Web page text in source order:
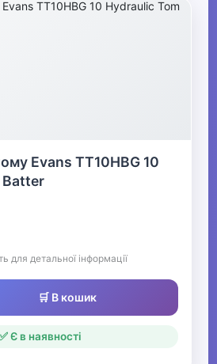
Evans TT10HBG 10
Batter
для детальної інформації
🛒 В кошик
Є в наявності